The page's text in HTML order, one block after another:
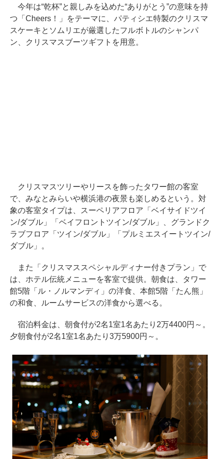
今年は“乾杯”と親しみを込めた“ありがとう”の意味を持
つ「Cheers！」をテーマに、パティシエ特製のクリスマ
スケーキとソムリエが厳選したフルボトルのシャンパ
ン、クリスマスブーツギフトを用意。
クリスマスツリーやリースを飾ったタワー館の客室
で、みなとみらいや横浜港の夜景も楽しめるという。対
象の客室タイプは、スーペリアフロア「ベイサイドツイ
ン/ダブル」「ベイフロントツイン/ダブル」、グランドク
ラブフロア「ツイン/ダブル」「プルミエスイートツイン/
ダブル」。
また「クリスマススペシャルディナー付きプラン」で
は、ホテル伝統メニューを客室で提供。朝食は、タワー
館5階「ル・ノルマンディ」の洋食、本館5階「たん熊」
の和食、ルームサービスの洋食から選べる。
宿泊料金は、朝食付が2名1室1名あたり2万4400円～。
夕朝食付が2名1室1名あたり3万5900円～。